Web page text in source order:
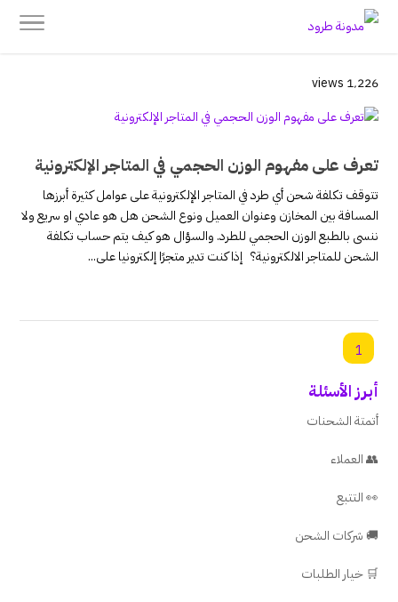
1٬226 views
تعرف على مفهوم الوزن الحجمي في المتاجر الإلكترونية
تتوقف تكلفة شحن أي طرد في المتاجر الإلكترونية على عوامل كثيرة أبرزها
المسافة بين المخازن وعنوان العميل ونوع الشحن هل هو عادي او سريع ولا
ننسى بالطبع الوزن الحجمي للطرد. والسؤال هو كيف يتم حساب تكلفة
الشحن للمتاجر الالكترونية؟ إذا كنت تدير متجرًا إلكترونيا على...
1
أبرز الأسئلة
أتمتة الشحنات
👥 العملاء
👀 التتبع
🚚 شركات الشحن
🛒 خيار الطلبات